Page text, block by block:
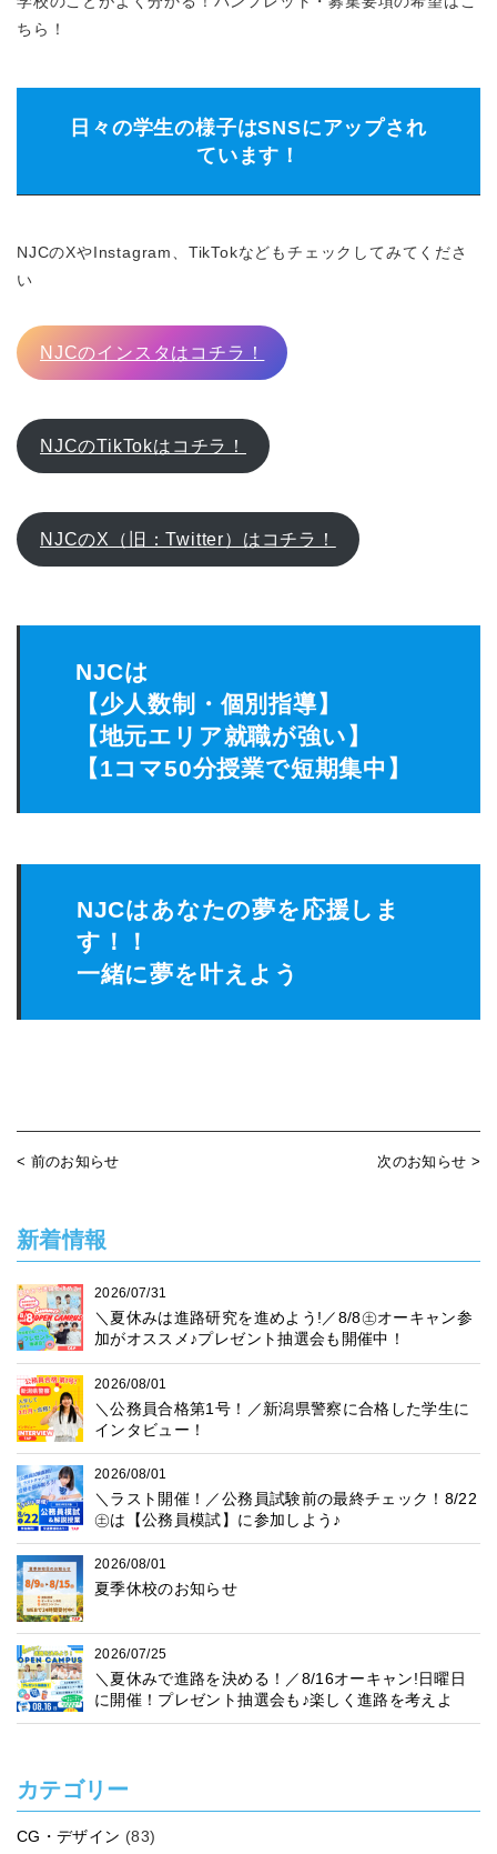
ちら！
日々の学生の様子はSNSにアップされ
ています！
NJCのXやInstagram、TikTokなどもチェックしてみてくださ
い
NJCのインスタはコチラ！
NJCのTikTokはコチラ！
NJCのX（旧：Twitter）はコチラ！
NJCは
【少人数制・個別指導】
【地元エリア就職が強い】
【1コマ50分授業で短期集中】
NJCはあなたの夢を応援しま
す！！
一緒に夢を叶えよう
< 前のお知らせ 次のお知らせ >
新着情報
2026/07/31
＼夏休みは進路研究を進めよう!／8/8㊏オーキャン参
加がオススメ♪プレゼント抽選会も開催中！
2026/08/01
＼公務員合格第1号！／新潟県警察に合格した学生に
インタビュー！
2026/08/01
＼ラスト開催！／公務員試験前の最終チェック！8/22
㊏は【公務員模試】に参加しよう♪
2026/08/01
夏季休校のお知らせ
2026/07/25
＼夏休みで進路を決める！／8/16オーキャン!日曜日
に開催！プレゼント抽選会も♪楽しく進路を考えよ
う！
カテゴリー
CG・デザイン (83)